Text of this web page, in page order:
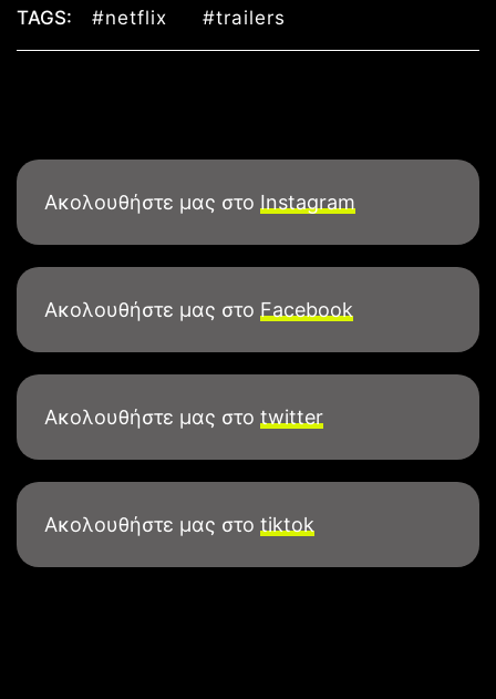
TAGS: #netflix #trailers
Ακολουθήστε μας στο Instagram
Ακολουθήστε μας στο Facebook
Ακολουθήστε μας στο twitter
Ακολουθήστε μας στο tiktok